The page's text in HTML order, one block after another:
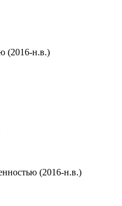
(2016-н.в.)
(2016-н.в.)